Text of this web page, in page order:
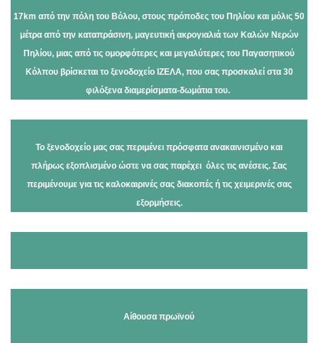
17km από την πόλη του Βόλου, στους πρόποδες του Πηλίου και μόλις 50
μέτρα από την καταπράσινη, μαγευτική ακρογιαλιά των Καλών Νερών
Πηλίου, μιας από τις ομορφότερες και μεγαλύτερες του Παγασητικού
Κόλπου βρίσκεται το ξενοδοχείο ΙΖΕΛΑ, που σας προσκαλεί στα 30
φιλόξενα διαμερίσματα-δωμάτια του.
Το ξενοδοχείο μας σας περιμένει πρόσφατα ανακαινισμένο και
πλήρως εξοπλισμένο ώστε να σας παρέχει όλες τις ανέσεις. Σας
περιμένουμε για τις καλοκαιρινές σας διακοπές ή τις χειμερινές σας
εξορμήσεις.
Αίθουσα πρωϊνού